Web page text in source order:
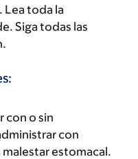
Lea toda la
Siga todas las
con o sin
con
estomacal.